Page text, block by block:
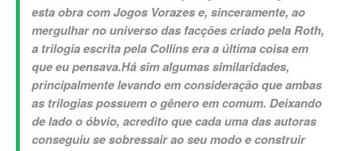
esta obra com Jogos Vorazes e, sinceramente, ao
mergulhar no universo das facções criado pela Roth,
a trilogia escrita pela Collins era a última coisa em
que eu pensava.Há sim algumas similaridades,
principalmente levando em consideração que ambas
as trilogias possuem o gênero em comum. Deixando
de lado o óbvio, acredito que cada uma das autoras
conseguiu se sobressair ao seu modo e construir